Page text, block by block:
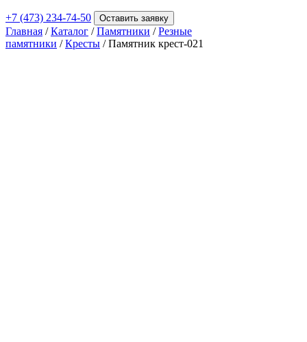
+7 (473) 234-74-50 Оставить заявку
Главная /Каталог /Памятники /Резные
памятники /Кресты / Памятник крест-021